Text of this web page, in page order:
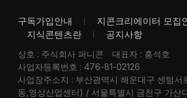
구독가입안내
지콘크리에이터 모집
지식콘텐츠란
공지사항
상호 : 주식회사 퍼니콘
대표자 : 홍석호
사업자등록번호 : 476-81-02126
사업장주소지 : 부산광역시 해운대구 센텀
동,영상산업센터) / 서울특별시 금천구 가산